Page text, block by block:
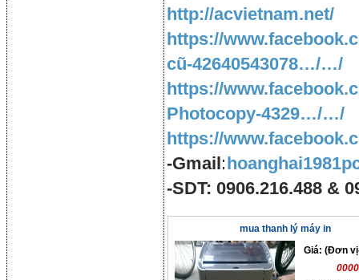
http://acvietnam.net/
https://
cũ-42640543078…/…/
https://
Photocopy-4329…/…/
https://
-Gmail:
-SDT: 0906.216.488 &
mua thanh lý máy in
Giá: (Đơn